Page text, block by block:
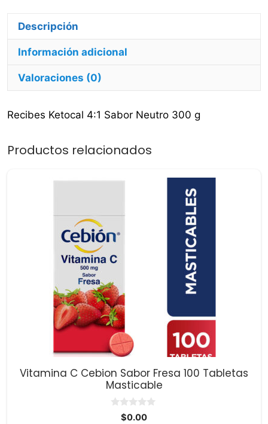
Descripción
Información adicional
Valoraciones (0)
Recibes Ketocal 4:1 Sabor Neutro 300 g
Productos relacionados
Vitamina C Cebion Sabor Fresa 100 Tabletas
Masticable
$0.00